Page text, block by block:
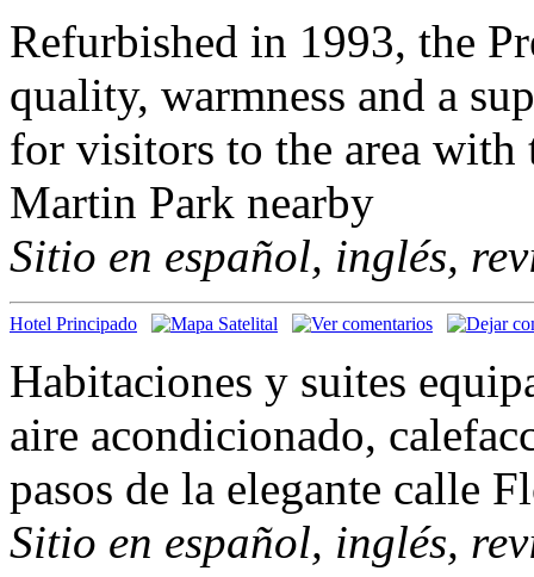
Refurbished in 1993, the
quality, warmness and a
for visitors to the area with
Martin Park nearby
Sitio en español, inglés,
Hotel Principado
Habitaciones y suites
aire acondicionado,
pasos de la elegante calle
Sitio en español, inglés,